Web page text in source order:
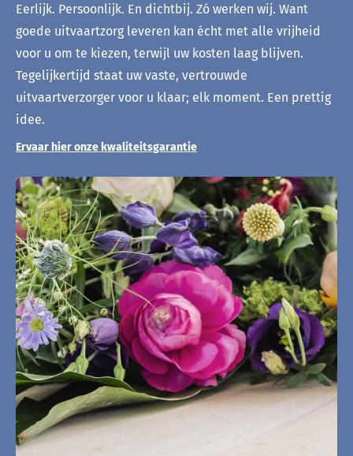
Eerlijk. Persoonlijk. En dichtbij. Zó werken wij. Want
goede uitvaartzorg leveren kan écht met alle vrijheid
voor u om te kiezen, terwijl uw kosten laag blijven.
Tegelijkertijd staat uw vaste, vertrouwde
uitvaartverzorger voor u klaar; elk moment. Een prettig
idee.
Ervaar hier onze kwaliteitsgarantie